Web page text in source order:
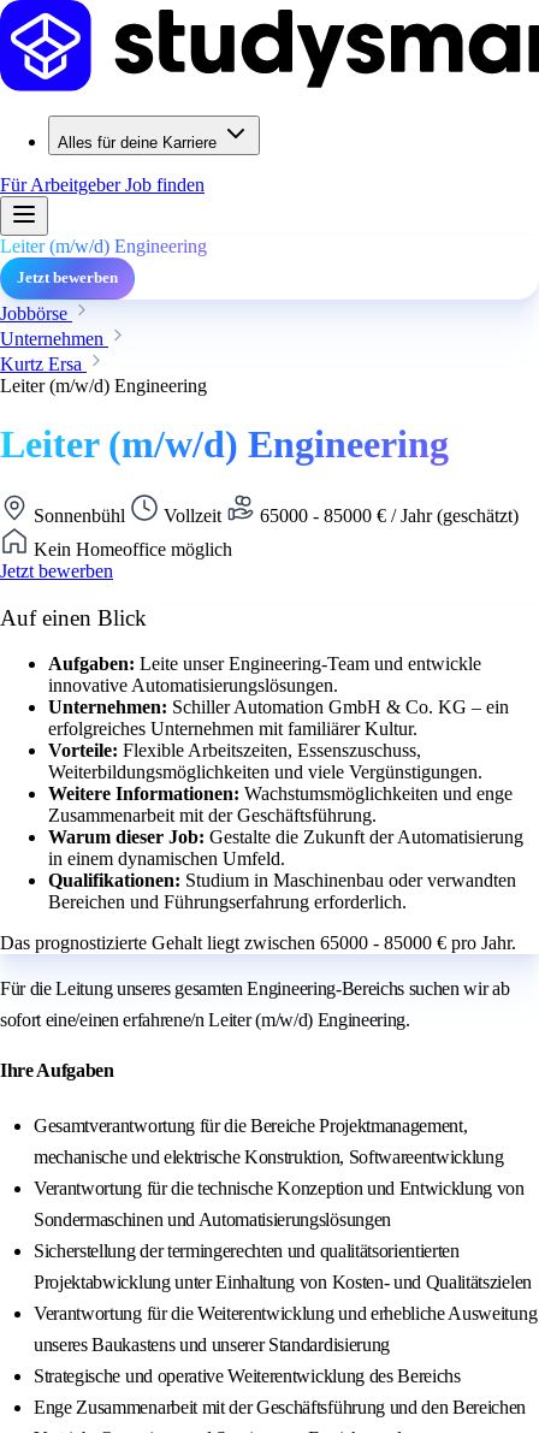
Alles für deine Karriere
Für ArbeitgeberJob finden
Leiter (m/w/d) Engineering
Jetzt bewerben
Jobbörse
Unternehmen
Kurtz Ersa
Leiter (m/w/d) Engineering
Leiter (m/w/d) Engineering
Sonnenbühl Vollzeit
65000 - 85000 € / Jahr (geschätzt)
Kein Homeoffice möglich
Jetzt bewerben
Auf einen Blick
Aufgaben: Leite unser Engineering-Team und entwickle
innovative Automatisierungslösungen.
Unternehmen: Schiller Automation GmbH & Co. KG – ein
erfolgreiches Unternehmen mit familiärer Kultur.
Vorteile: Flexible Arbeitszeiten, Essenszuschuss,
Weiterbildungsmöglichkeiten und viele Vergünstigungen.
Weitere Informationen: Wachstumsmöglichkeiten und enge
Zusammenarbeit mit der Geschäftsführung.
Warum dieser Job: Gestalte die Zukunft der Automatisierung
in einem dynamischen Umfeld.
Qualifikationen: Studium in Maschinenbau oder verwandten
Bereichen und Führungserfahrung erforderlich.
Das prognostizierte Gehalt liegt zwischen 65000 - 85000 € pro Jahr.
Für die Leitung unseres gesamten Engineering‑Bereichs suchen wir ab
sofort eine/einen erfahrene/n Leiter (m/w/d) Engineering.
Ihre Aufgaben
Gesamtverantwortung für die Bereiche Projektmanagement,
mechanische und elektrische Konstruktion, Softwareentwicklung
Verantwortung für die technische Konzeption und Entwicklung von
Sondermaschinen und Automatisierungslösungen
Sicherstellung der termingerechten und qualitätsorientierten
Projektabwicklung unter Einhaltung von Kosten- und Qualitätszielen
Verantwortung für die Weiterentwicklung und erhebliche Ausweitung
unseres Baukastens und unserer Standardisierung
Strategische und operative Weiterentwicklung des Bereichs
Enge Zusammenarbeit mit der Geschäftsführung und den Bereichen